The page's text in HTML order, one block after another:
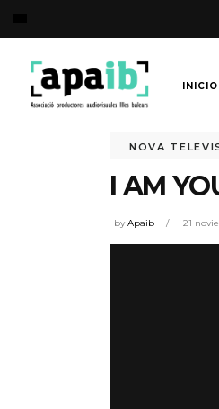
INICIO
NOVA
I AM
byApaib 21